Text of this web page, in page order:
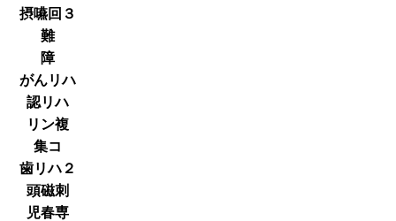
摂嚥回３
難
障
がんリハ
認リハ
リン複
集コ
歯リハ２
頭磁刺
児春専